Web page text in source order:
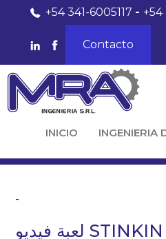
+54 341-6005117 -+54
Contacto
INICIO INGENIERIA
-
لعبة فيديو STINKIN STEEPED